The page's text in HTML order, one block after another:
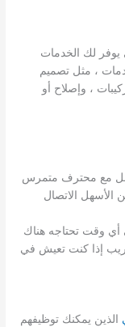
لك الخدمات
، مثل تصميم
، وإصلاح أو
مع محترف متمرس
الأسهل الاتصال
وقت تحتاجه هناك
إذا كنت تعيش في
الذين يمكنك توظيفهم